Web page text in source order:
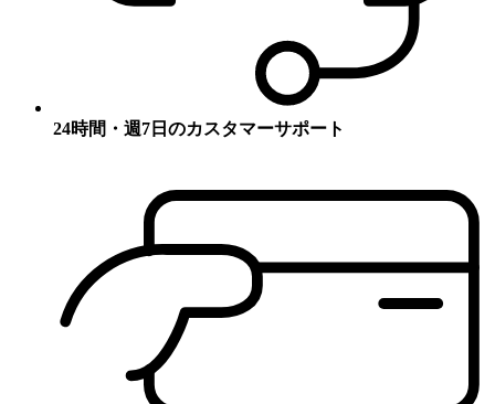
24時間・週7日のカスタマーサポート